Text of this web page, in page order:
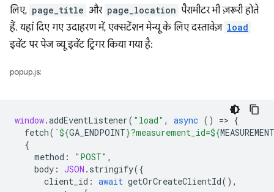
लिए, page_title और page_location पैरामीटर भी ज़रूरी होते
हैं. यहां दिए गए उदाहरण में, एक्सटेंशन मेन्यू के लिए दस्तावेज़ load
इवेंट पर पेज व्यू इवेंट ट्रिगर किया गया है:
popup.js:
window.addEventListener( "load" , async () => {
fetch( `${GA_ENDPOINT}?measurement_id=${
{
method : "POST" ,
body : JSON . stringify({
client_id : await getOrCreateClientId(),